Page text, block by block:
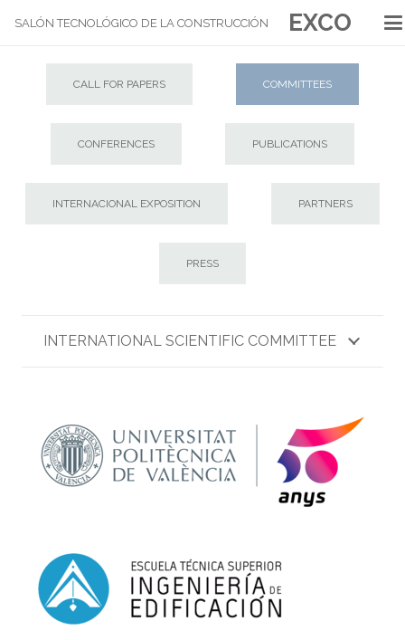
SALÓN TECNOLÓGICO DE LA CONSTRUCCIÓN EXCO
CALL FOR PAPERS COMMITTEES
CONFERENCES PUBLICATIONS
INTERNACIONAL EXPOSITION PARTNERS
PRESS
INTERNATIONAL SCIENTIFIC COMMITTEE